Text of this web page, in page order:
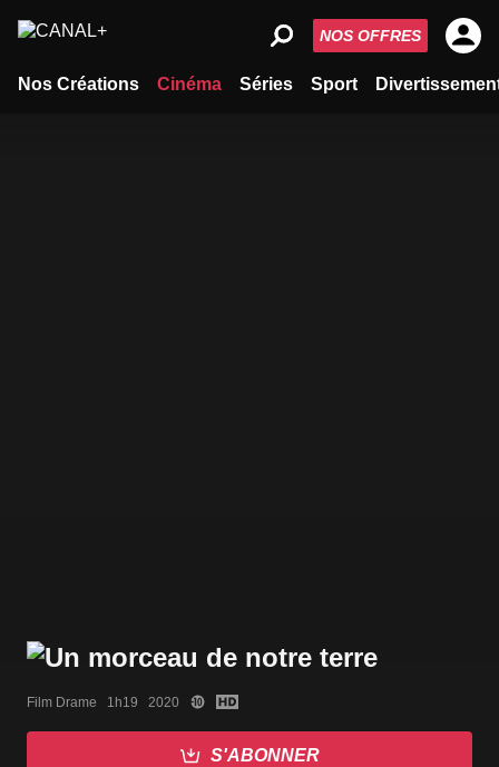
Nos Créations Cinéma Séries Sport
NOS OFFRES
Film Drame   1h19   2020
S'ABONNER